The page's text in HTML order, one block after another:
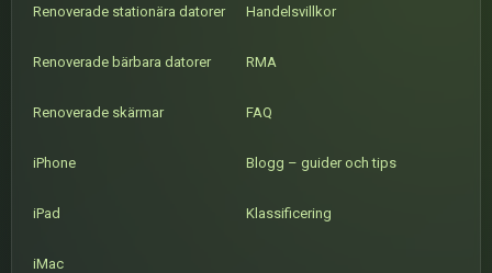
Renoverade stationära datorer
Renoverade bärbara datorer
Renoverade skärmar
iPhone
iPad
iMac
Handelsvillkor
RMA
FAQ
Blogg – guider och tips
Klassificering